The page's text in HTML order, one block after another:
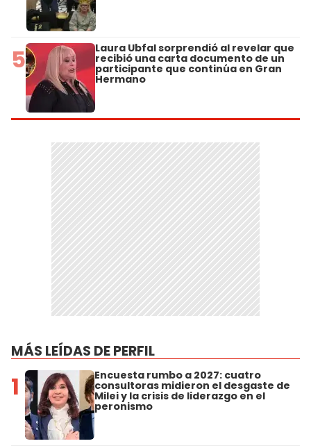
5 Laura Ubfal sorprendió al revelar que
recibió una carta documento de un
participante que continúa en Gran
Hermano
MÁS LEÍDAS DE PERFIL
1 Encuesta rumbo a 2027: cuatro
consultoras midieron el desgaste de
Milei y la crisis de liderazgo en el
peronismo